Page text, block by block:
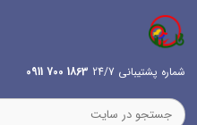
شماره پشتیبانی 24/7 1863 700 0911